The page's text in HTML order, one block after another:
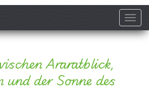
Araratblick,
und der Sonne des